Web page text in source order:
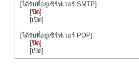
[ได้รับที่อยู่เซิร์ฟเวอร์ SMTP]
[ปิด]
[เปิด]
[ได้รับที่อยู่เซิร์ฟเวอร์ POP]
[ปิด]
[เปิด]